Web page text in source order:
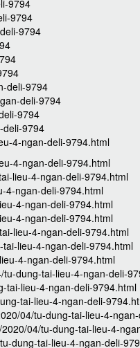
9794
9794
9794
deli-9794
deli-9794
9794
deli-9794
4-ngan-deli-9794.html
4-ngan-deli-9794.html
lieu-4-ngan-deli-9794.html
4-ngan-deli-9794.html
4-ngan-deli-9794.html
4-ngan-deli-9794.html
lieu-4-ngan-deli-9794.html
lieu-4-ngan-deli-9794.html
4-ngan-deli-9794.html
dung-tai-lieu-4-ngan-deli-
tai-lieu-4-ngan-deli-9794.html
tai-lieu-4-ngan-deli-
04/tu-dung-tai-lieu-4-
04/tu-dung-tai-lieu-4-
dung-tai-lieu-4-ngan-deli-